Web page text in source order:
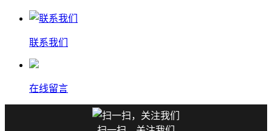
联系我们
在线留言